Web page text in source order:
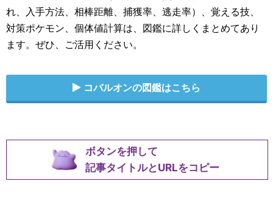
れ、入手方法、相棒距離、捕獲率、逃走率）、覚える技、
対策ポケモン、個体値計算は、図鑑に詳しくまとめてあり
ます。ぜひ、ご活用ください。
コバルオンの図鑑はこちら
ボタンを押して
記事タイトルとURLをコピー